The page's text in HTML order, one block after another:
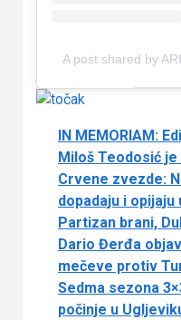
A post shared by
IN MEMORIAM:
Miloš Teodosić
Crvene zvezde:
dopadaju i opijaju
Partizan brani,
Dario Đerđa
mečeve protiv
Sedma sezona
počinje u